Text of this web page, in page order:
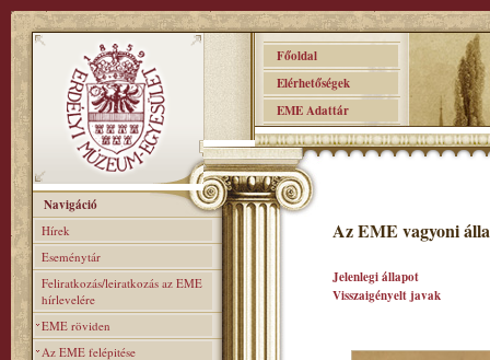
Főoldal
Elérhetőségek
EME Adattár
Navigáció
Hírek
Eseménytár
Feliratkozás/leiratkozás az EME
hírlevelére
EME röviden
Az EME felépitése
Az EME vagyoni
Jelenlegi állapot
Visszaigényelt javak